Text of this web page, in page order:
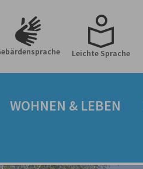
Leichte Sprache
WOHNEN & LEBEN